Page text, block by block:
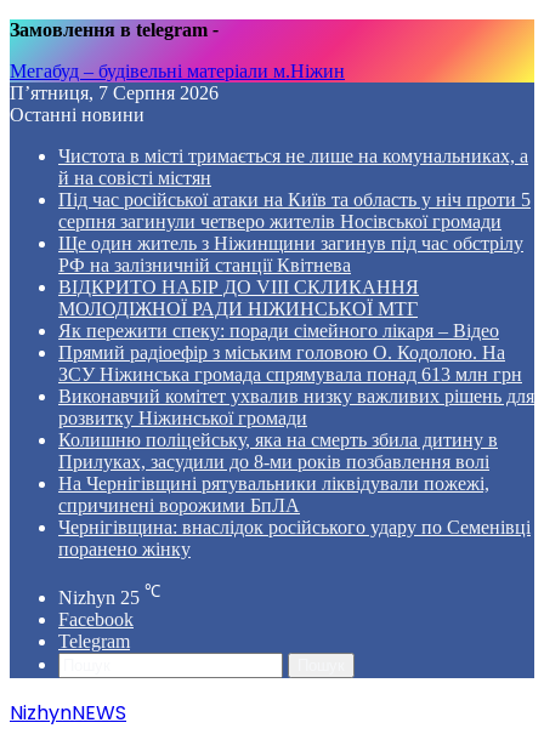
Замовлення в telegram -
Мегабуд – будівельні матеріали м.Ніжин
П’ятниця, 7 Серпня 2026
Останні новини
Чистота в місті тримається не лише на комунальниках, а
й на совісті містян
Під час російської атаки на Київ та область у ніч проти 5
серпня загинули четверо жителів Носівської громади
Ще один житель з Ніжинщини загинув під час обстрілу
РФ на залізничній станції Квітнева
ВІДКРИТО НАБІР ДО VIII СКЛИКАННЯ
МОЛОДІЖНОЇ РАДИ НІЖИНСЬКОЇ МТГ
Як пережити спеку: поради сімейного лікаря – Відео
Прямий радіоефір з міським головою О. Кодолою. На
ЗСУ Ніжинська громада спрямувала понад 613 млн грн
Виконавчий комітет ухвалив низку важливих рішень для
розвитку Ніжинської громади
Колишню поліцейську, яка на смерть збила дитину в
Прилуках, засудили до 8-ми років позбавлення волі
На Чернігівщині рятувальники ліквідували пожежі,
спричинені ворожими БпЛА
Чернігівщина: внаслідок російського удару по Семенівці
поранено жінку
Nizhyn 25 ℃
Facebook
Telegram
NizhynNEWS